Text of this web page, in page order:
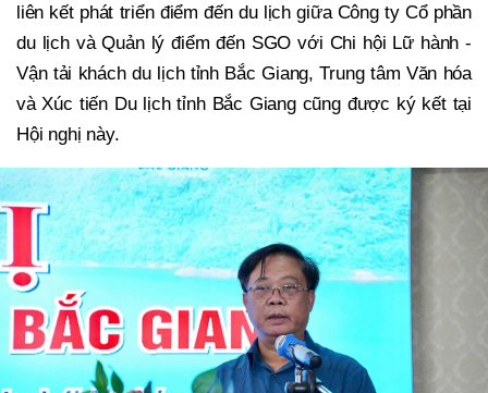
liên kết phát triển điểm đến du lịch giữa Công ty Cổ phần
du lịch và Quản lý điểm đến SGO với Chi hội Lữ hành -
Vận tải khách du lịch tỉnh Bắc Giang, Trung tâm Văn hóa
và Xúc tiến Du lịch tỉnh Bắc Giang cũng được ký kết tại
Hội nghị này.